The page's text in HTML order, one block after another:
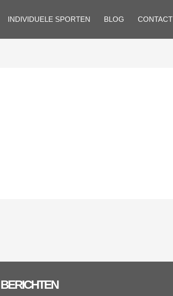
INDIVIDUELE SPORTEN BLOG CONTACT
BERICHTEN